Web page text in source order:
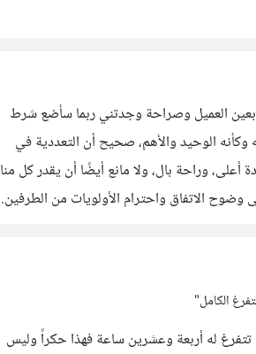
العميل وصراحة وجدتني ربما سأضع شرط
الوحيد والأهم، صحيح أن التعددية في
وراحة بال، ولا مانع أيضًا أن يقدر كل منا
وضوح الاتفاق واحترام الأولويات من الطرفين.
الكامل"
طيلة 8 ساعات في اليوم. أما ان تتفرغ له أربعة وعشرين ساعة فهذا حكراً وليس